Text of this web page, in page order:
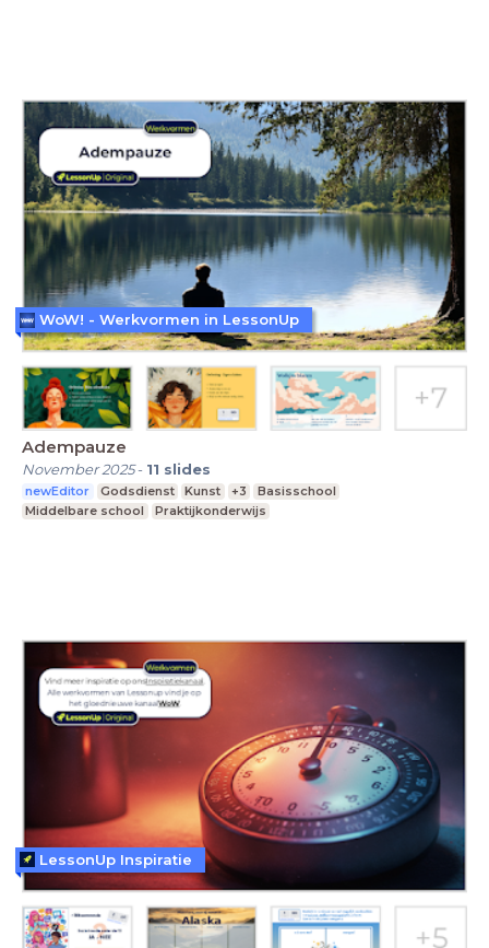
Adempauze
November 2025- 11 slides
newEditor Godsdienst Kunst +3
Basisschool
Middelbare school
Praktijkonderwijs
WoW! - Werkvormen in LessonUp
LessonUp Inspiratie